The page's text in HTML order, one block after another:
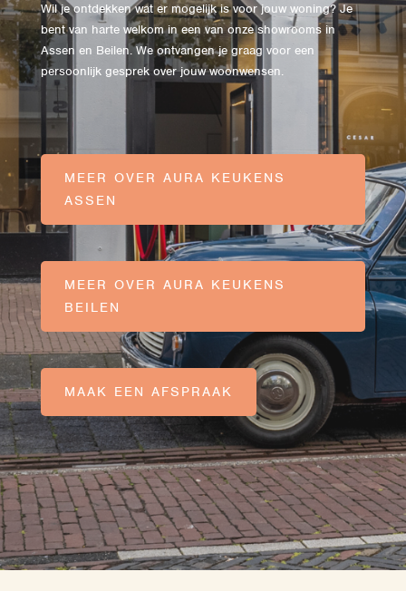
Wil je ontdekken wat er mogelijk is voor jouw woning? Je
bent van harte welkom in een van onze showrooms in
Assen en Beilen. We ontvangen je graag voor een
persoonlijk gesprek over jouw woonwensen.
MEER OVER AURA KEUKENS
ASSEN
MEER OVER AURA KEUKENS
BEILEN
MAAK EEN AFSPRAAK